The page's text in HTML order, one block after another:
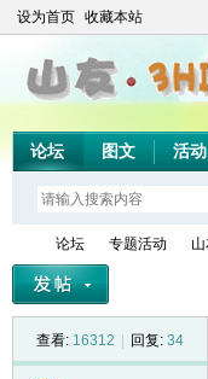
设为首页 收藏本站
论坛 图文 活动
»
论坛
›
专题活动
›
查看: 16312 回复: 34